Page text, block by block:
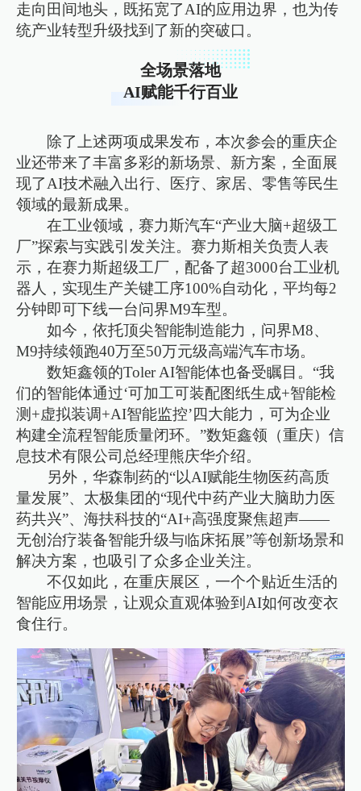
走向田间地头，既拓宽了AI的应用边界，也为传
统产业转型升级找到了新的突破口。
全场景落地
AI赋能千行百业
除了上述两项成果发布，本次参会的重庆企
业还带来了丰富多彩的新场景、新方案，全面展
现了AI技术融入出行、医疗、家居、零售等民生
领域的最新成果。
在工业领域，赛力斯汽车“产业大脑+超级工
厂”探索与实践引发关注。赛力斯相关负责人表
示，在赛力斯超级工厂，配备了超3000台工业机
器人，实现生产关键工序100%自动化，平均每2
分钟即可下线一台问界M9车型。
如今，依托顶尖智能制造能力，问界M8、
M9持续领跑40万至50万元级高端汽车市场。
数矩鑫领的Toler AI智能体也备受瞩目。“我
们的智能体通过‘可加工可装配图纸生成+智能检
测+虚拟装调+AI智能监控’四大能力，可为企业
构建全流程智能质量闭环。”数矩鑫领（重庆）信
息技术有限公司总经理熊庆华介绍。
另外，华森制药的“以AI赋能生物医药高质
量发展”、太极集团的“现代中药产业大脑助力医
药共兴”、海扶科技的“AI+高强度聚焦超声——
无创治疗装备智能升级与临床拓展”等创新场景和
解决方案，也吸引了众多企业关注。
不仅如此，在重庆展区，一个个贴近生活的
智能应用场景，让观众直观体验到AI如何改变衣
食住行。